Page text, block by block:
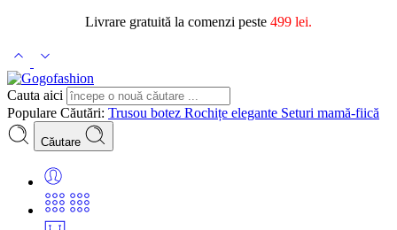
Livrare gratuită la comenzi peste 499 lei.
Cauta aici
Populare Căutări: Trusou botez Rochițe elegante Seturi mamă-fiică
Căutare